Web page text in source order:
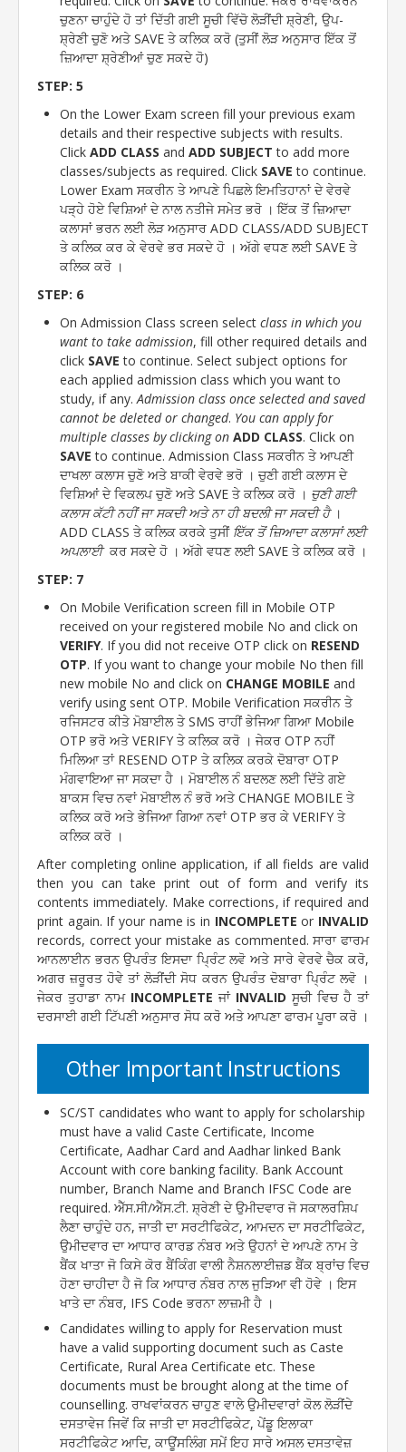
ਚੁਣਨਾ ਚਾਹੁੰਦੇ ਹੋ ਤਾਂ ਦਿੱਤੀ ਗਈ ਸੂਚੀ ਵਿੱਚੋ ਲੋੜੀਂਦੀ ਸ਼੍ਰੇਣੀ, ਉਪ-
ਸ਼੍ਰੇਣੀ ਚੁਣੋ ਅਤੇ SAVE ਤੇ ਕਲਿਕ ਕਰੋ (ਤੁਸੀਂ ਲੋੜ ਅਨੁਸਾਰ ਇੱਕ ਤੋਂ
ਜ਼ਿਆਦਾ ਸ਼੍ਰੇਣੀਆਂ ਚੁਣ ਸਕਦੇ ਹੋ)
STEP: 5
On the Lower Exam screen fill your previous exam
details and their respective subjects with results.
Click ADD CLASS and ADD SUBJECT to add more
classes/subjects as required. Click SAVE to continue.
Lower Exam ਸਕਰੀਨ ਤੇ ਆਪਣੇ ਪਿਛਲੇ ਇਮਤਿਹਾਨਾਂ ਦੇ ਵੇਰਵੇ
ਪੜ੍ਹੇ ਹੋਏ ਵਿਸ਼ਿਆਂ ਦੇ ਨਾਲ ਨਤੀਜੇ ਸਮੇਤ ਭਰੋ । ਇੱਕ ਤੋਂ ਜ਼ਿਆਦਾ
ਕਲਾਸਾਂ ਭਰਨ ਲਈ ਲੋੜ ਅਨੁਸਾਰ ADD CLASS/ADD SUBJECT
ਤੇ ਕਲਿਕ ਕਰ ਕੇ ਵੇਰਵੇ ਭਰ ਸਕਦੇ ਹੋ । ਅੱਗੇ ਵਧਣ ਲਈ SAVE ਤੇ
ਕਲਿਕ ਕਰੋ ।
STEP: 6
On Admission Class screen select class in which you
want to take admission, fill other required details and
click SAVE to continue. Select subject options for
each applied admission class which you want to
study, if any.Admission class once selected and saved
cannot be deleted or changed. You can apply for
multiple classes by clicking on ADD CLASS. Click on
SAVE to continue. Admission Class ਸਕਰੀਨ ਤੇ ਆਪਣੀ
ਦਾਖਲਾ ਕਲਾਸ ਚੁਣੋ ਅਤੇ ਬਾਕੀ ਵੇਰਵੇ ਭਰੋ । ਚੁਣੀ ਗਈ ਕਲਾਸ ਦੇ
ਵਿਸ਼ਿਆਂ ਦੇ ਵਿਕਲਪ ਚੁਣੋ ਅਤੇ SAVE ਤੇ ਕਲਿਕ ਕਰੋ । ਚੁਣੀ ਗਈ
ਕਲਾਸ ਕੱਟੀ ਨਹੀਂ ਜਾ ਸਕਦੀ ਅਤੇ ਨਾ ਹੀ ਬਦਲੀ ਜਾ ਸਕਦੀ ਹੈ।
ADD CLASS ਤੇ ਕਲਿਕ ਕਰਕੇ ਤੁਸੀਂ ਇੱਕ ਤੋਂ ਜ਼ਿਆਦਾ ਕਲਾਸਾਂ ਲਈ
ਅਪਲਾਈਕਰ ਸਕਦੇ ਹੋ । ਅੱਗੇ ਵਧਣ ਲਈ SAVE ਤੇ ਕਲਿਕ ਕਰੋ ।
STEP: 7
On Mobile Verification screen fill in Mobile OTP
received on your registered mobile No and click on
VERIFY. If you did not receive OTP click on RESEND
OTP. If you want to change your mobile No then fill
new mobile No and click on CHANGE MOBILE and
verify using sent OTP. Mobile Verification ਸਕਰੀਨ ਤੇ
ਰਜਿਸਟਰ ਕੀਤੇ ਮੋਬਾਈਲ ਤੇ SMS ਰਾਹੀਂ ਭੇਜਿਆ ਗਿਆ Mobile
OTP ਭਰੋ ਅਤੇ VERIFY ਤੇ ਕਲਿਕ ਕਰੋ । ਜੇਕਰ OTP ਨਹੀਂ
ਮਿਲਿਆ ਤਾਂ RESEND OTP ਤੇ ਕਲਿਕ ਕਰਕੇ ਦੋਬਾਰਾ OTP
ਮੰਗਵਾਇਆ ਜਾ ਸਕਦਾ ਹੈ । ਮੋਬਾਈਲ ਨੰ ਬਦਲਣ ਲਈ ਦਿੱਤੇ ਗਏ
ਬਾਕਸ ਵਿਚ ਨਵਾਂ ਮੋਬਾਈਲ ਨੰ ਭਰੋ ਅਤੇ CHANGE MOBILE ਤੇ
ਕਲਿਕ ਕਰੋ ਅਤੇ ਭੇਜਿਆ ਗਿਆ ਨਵਾਂ OTP ਭਰ ਕੇ VERIFY ਤੇ
ਕਲਿਕ ਕਰੋ ।
After completing online application, if all fields are valid
then you can take print out of form and verify its
contents immediately. Make corrections, if required and
print again. If your name is in INCOMPLETE or INVALID
records, correct your mistake as commented. ਸਾਰਾ ਫਾਰਮ
ਆਨਲਾਈਨ ਭਰਨ ਉਪਰੰਤ ਇਸਦਾ ਪ੍ਰਿੰਟ ਲਵੋ ਅਤੇ ਸਾਰੇ ਵੇਰਵੇ ਚੈਕ ਕਰੋ,
ਅਗਰ ਜ਼ਰੂਰਤ ਹੋਵੇ ਤਾਂ ਲੋੜੀਂਦੀ ਸੋਧ ਕਰਨ ਉਪਰੰਤ ਦੋਬਾਰਾ ਪ੍ਰਿੰਟ ਲਵੋ ।
ਜੇਕਰ ਤੁਹਾਡਾ ਨਾਮ INCOMPLETE ਜਾਂ INVALID ਸੂਚੀ ਵਿਚ ਹੈ ਤਾਂ
ਦਰਸਾਈ ਗਈ ਟਿੱਪਣੀ ਅਨੁਸਾਰ ਸੋਧ ਕਰੋ ਅਤੇ ਆਪਣਾ ਫਾਰਮ ਪੂਰਾ ਕਰੋ ।
Other Important Instructions
SC/ST candidates who want to apply for scholarship
must have a valid Caste Certificate, Income
Certificate, Aadhar Card and Aadhar linked Bank
Account with core banking facility. Bank Account
number, Branch Name and Branch IFSC Code are
required. ਐੱਸ.ਸੀ/ਐੱਸ.ਟੀ. ਸ਼੍ਰੇਣੀ ਦੇ ਉਮੀਦਵਾਰ ਜੋ ਸਕਾਲਰਸ਼ਿਪ
ਲੈਣਾ ਚਾਹੁੰਦੇ ਹਨ, ਜਾਤੀ ਦਾ ਸਰਟੀਫਿਕੇਟ, ਆਮਦਨ ਦਾ ਸਰਟੀਫਿਕੇਟ,
ਉਮੀਦਵਾਰ ਦਾ ਆਧਾਰ ਕਾਰਡ ਨੰਬਰ ਅਤੇ ਉਹਨਾਂ ਦੇ ਆਪਣੇ ਨਾਮ ਤੇ
ਬੈਂਕ ਖਾਤਾ ਜੋ ਕਿਸੇ ਕੋਰ ਬੈਂਕਿੰਗ ਵਾਲੀ ਨੈਸ਼ਨਲਾਈਜ਼ਡ ਬੈਂਕ ਬ੍ਰਾਂਚ ਵਿਚ
ਹੋਣਾ ਚਾਹੀਦਾ ਹੈ ਜੋ ਕਿ ਆਧਾਰ ਨੰਬਰ ਨਾਲ ਜੁੜਿਆ ਵੀ ਹੋਵੇ । ਇਸ
ਖਾਤੇ ਦਾ ਨੰਬਰ, IFS Code ਭਰਨਾ ਲਾਜ਼ਮੀ ਹੈ ।
Candidates willing to apply for Reservation must
have a valid supporting document such as Caste
Certificate, Rural Area Certificate etc. These
documents must be brought along at the time of
counselling. ਰਾਖਵਾਂਕਰਨ ਚਾਹੁਣ ਵਾਲੇ ਉਮੀਦਵਾਰਾਂ ਕੋਲ ਲੋੜੀਂਦੇ
ਦਸਤਾਵੇਜ ਜਿਵੇਂ ਕਿ ਜਾਤੀ ਦਾ ਸਰਟੀਫਿਕੇਟ, ਪੇਂਡੂ ਇਲਾਕਾ
ਸਰਟੀਫਿਕੇਟ ਆਦਿ, ਕਾਊਂਸਲਿੰਗ ਸਮੇਂ ਇਹ ਸਾਰੇ ਅਸਲ ਦਸਤਾਵੇਜ਼